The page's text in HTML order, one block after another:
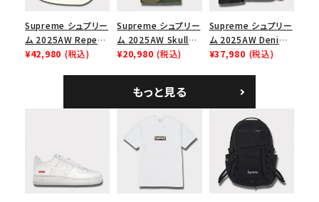
Supreme シュプリー
ム 2025AW Repeat
Leather Belt リピー
¥42,980 (税込)
Supreme シュプリー
ム 2025AW Skull
Tee スカル Tシャ
¥20,980 (税込)
Supreme シュプリー
ム 2025AW Denim
Shoulder Bag デニ
¥37,980 (税込)
もっと見る